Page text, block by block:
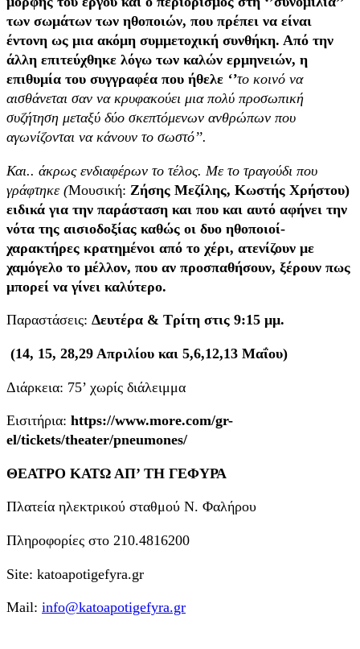
των σωμάτων των ηθοποιών, που πρέπει να είναι
έντονη ως μια ακόμη συμμετοχική συνθήκη. Από την
άλλη επιτεύχθηκε λόγω των καλών ερμηνειών, η
επιθυμία του συγγραφέα που ήθελε ‘’το κοινό να
αισθάνεται σαν να κρυφακούει μια πολύ προσωπική
συζήτηση μεταξύ δύο σκεπτόμενων ανθρώπων που
αγωνίζονται να κάνουν το σωστό’’.
Και.. άκρως ενδιαφέρων το τέλος. Με το τραγούδι που
γράφτηκε (Μουσική: Ζήσης Μεζίλης, Κωστής Χρήστου)
ειδικά για την παράσταση και που και αυτό αφήνει την
νότα της αισιοδοξίας καθώς οι δυο ηθοποιοί-
χαρακτήρες κρατημένοι από το χέρι, ατενίζουν με
χαμόγελο το μέλλον, που αν προσπαθήσουν, ξέρουν πως
μπορεί να γίνει καλύτερο.
Παραστάσεις: Δευτέρα & Τρίτη στις 9:15 μμ.
(14, 15, 28,29 Απριλίου και 5,6,12,13 Μαΐου)
Διάρκεια: 75’ χωρίς διάλειμμα
Εισιτήρια: https://www.more.com/gr-
el/tickets/theater/pneumones/
ΘΕΑΤΡΟ ΚΑΤΩ ΑΠ’ ΤΗ ΓΕΦΥΡΑ
Πλατεία ηλεκτρικού σταθμού Ν. Φαλήρου
Πληροφορίες στο 210.4816200
Site: katoapotigefyra.gr
Mail: info@katoapotigefyra.gr